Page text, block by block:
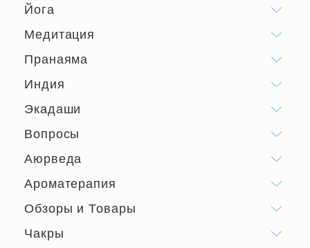
Йога
Медитация
Пранаяма
Индия
Экадаши
Вопросы
Аюрведа
Ароматерапия
Обзоры и Товары
Чакры